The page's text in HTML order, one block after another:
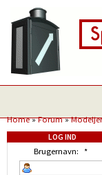
Home»Forum»
LOG IND
Brugernavn: *